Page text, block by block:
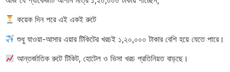
কয়েক দিন পরে এই একই রুটে
শুধু যাওয়া-আসার এয়ার টিকিটের খরচই ১,২০,০০০ টাকার বেশি হয়ে যেতে পারে।
আন্তর্জাতিক রুটে টিকিট, হোটেল ও ভিসা খরচ প্রতিনিয়ত বাড়ছে।